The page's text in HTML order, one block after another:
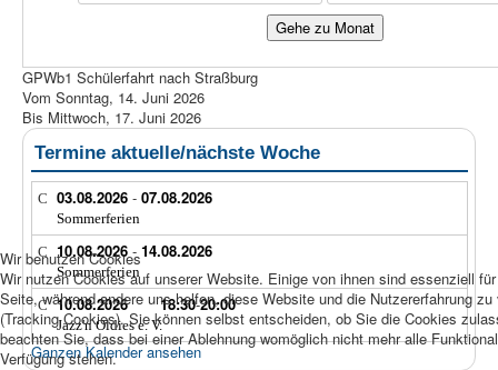
Gehe zu Monat
GPWb1 Schülerfahrt nach Straßburg
Vom Sonntag, 14. Juni 2026
Bis Mittwoch, 17. Juni 2026
Termine aktuelle/nächste Woche
03.08.2026- 07.08.2026
Sommerferien
10.08.2026- 14.08.2026
Sommerferien
10.08.2026 18:30-20:00
Jazz'n Oldies e. V.
Ganzen Kalender ansehen
Wir benutzen Cookies
Wir nutzen Cookies auf unserer Website. Einige von ihnen sind essenziell
Seite, während andere uns helfen, diese Website und die Nutzererfahrung zu
(Tracking Cookies). Sie können selbst entscheiden, ob Sie die Cookies
beachten Sie, dass bei einer Ablehnung womöglich nicht mehr alle
Verfügung stehen.